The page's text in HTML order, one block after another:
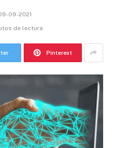
09-2021
de lectura
Pinterest